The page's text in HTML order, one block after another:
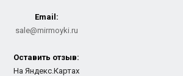
Email:
sale@mirmoyki.ru
Оставить отзыв:
На Яндекс.Картах